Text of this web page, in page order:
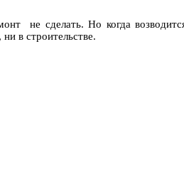
не сделать. Но когда
в строительстве.